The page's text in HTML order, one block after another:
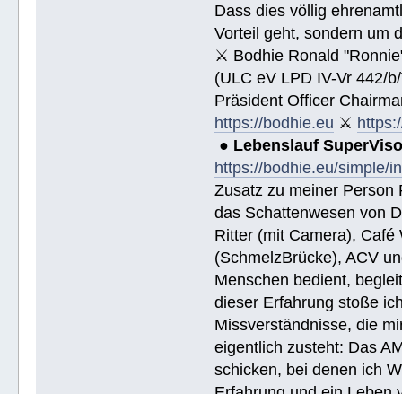
Dass dies völlig
Vorteil geht, sondern um
⚔ Bodhie Ronald
(ULC eV LPD IV-Vr 442/
Präsident Officer
https://bodhie.eu ⚔
● Lebenslauf
https://bodhie.eu/simple/
Zusatz zu meiner Person
das Schattenwesen von
Ritter (mit Camera), Café
(SchmelzBrücke), ACV
Menschen bedient,
dieser Erfahrung stoße
Missverständnisse, die
eigentlich zusteht: Das
schicken, bei denen ich